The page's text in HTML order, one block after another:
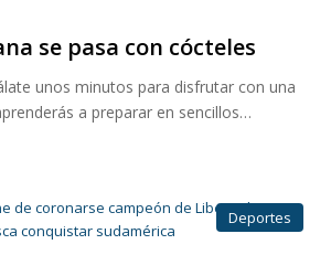
se pasa con cócteles
unos minutos para disfrutar con una
a preparar en sencillos…
Deportes